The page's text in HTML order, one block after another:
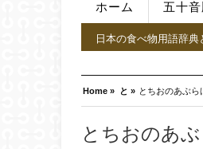
ホーム 五十
日本の食べ物用語辞典
Home » と » とちおのあぶら
とちおのあ